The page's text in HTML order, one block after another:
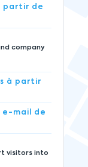
partir de
company
à partir
e-mail de
visitors into